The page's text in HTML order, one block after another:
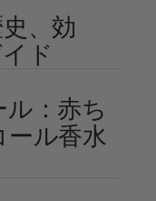
、効
ド
：赤ち
ール香水